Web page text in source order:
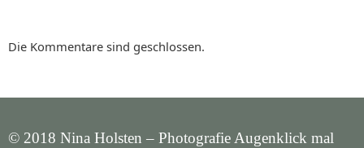
Die Kommentare sind geschlossen.
© 2018 Nina Holsten – Photografie Augenklick mal